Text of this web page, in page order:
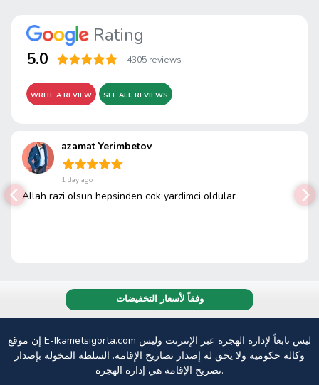
Rating
5.0 4305 reviews
WRITE A REVIEW SEE ALL REVIEWS
azamat Yerimbetov
1 day ago
Allah razi olsun hepsinden cok yardimci oldular
وفقاً لأسعار التخفيضات
إن موقع E-Ikametsigorta.com ليس تابعاً لإدارة الهجرة عبر الإنترنت وليس
وكالة حكومية ولا يحق له إصدار تصاريح الإقامة. السلطة المخولة بإصدار
تصريح الإقامة هي إدارة الهجرة.